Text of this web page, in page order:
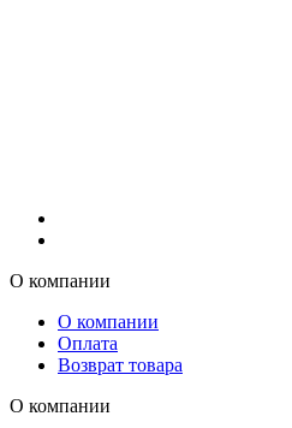
О компании
О компании
Оплата
Возврат товара
О компании